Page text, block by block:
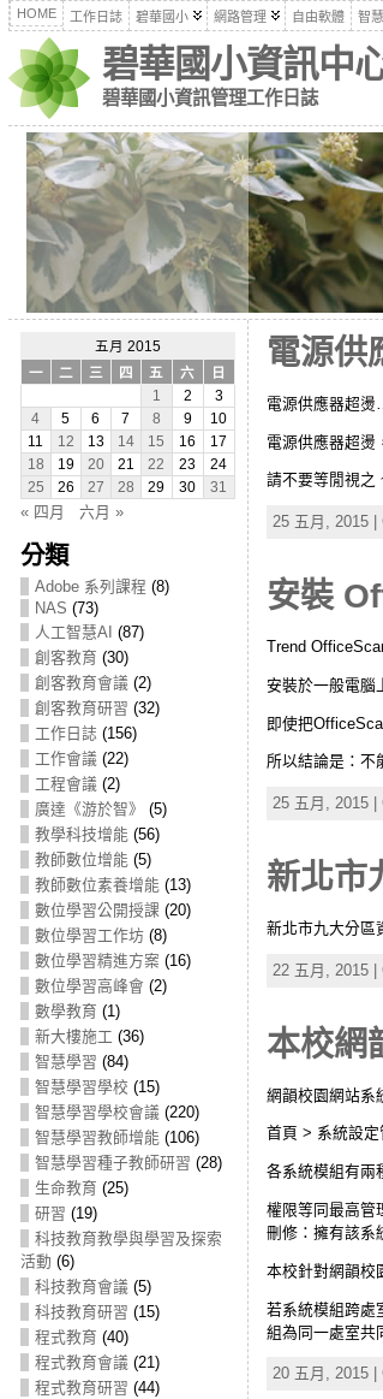
HOME 工作日誌 碧華國小 網路管理 自由軟體 智
碧華國小資訊中
碧華國小資訊管理工作日誌
五月 2015
一
二 三 四 五 六
日
1
2
3
4
5 6 7 8 9
10
11
12 13 14 15 16
17
18
19 20 21 22 23
24
25
26 27 28 29 30 31
« 四月 六月 »
分類
Adobe 系列課程 (8)
NAS (73)
人工智慧AI (87)
創客教育 (30)
創客教育會議 (2)
創客教育研習 (32)
工作日誌 (156)
工作會議 (22)
工程會議 (2)
廣達《游於智》
(5)
教學科技增能(56)
教師數位增能(5)
教師數位素養增能(13)
數位學習公開授課 (20)
數位學習工作坊(8)
數位學習精進方案 (16)
數位學習高峰會 (2)
數學教育 (1)
新大樓施工 (36)
智慧學習 (84)
智慧學習學校 (15)
智慧學習學校會議 (220)
智慧學習教師增能(106)
智慧學習種子教師研習 (28)
生命教育 (25)
研習 (19)
科技教育教學與學習及探索
活動 (6)
科技教育會議 (5)
科技教育研習 (15)
程式教育 (40)
程式教育會議 (21)
程式教育研習 (44)
電源
電源供應器超燙
電源供應器超燙
請不要等閒視之
25 五月, 2015 |
安裝
Trend
安裝於一般電腦
即使把
所以結論是：不
25 五月, 2015 |
新北市
新北市九大分區
22 五月, 2015 |
本校網
網韻校園網站系
首頁 > 系統設定
各系統模組有兩
權限等同最高管
刪修：擁有該系
本校針對網韻校
若系統模組跨處
組為同一處室共
20 五月, 2015 |